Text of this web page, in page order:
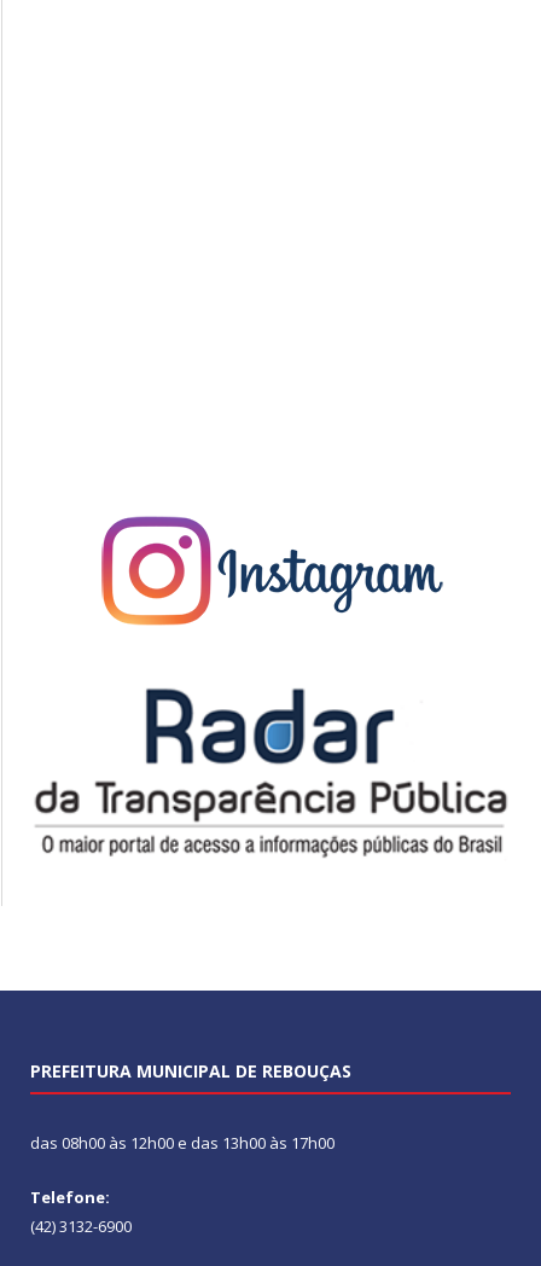
PREFEITURA MUNICIPAL DE REBOUÇAS
das 08h00 às 12h00 e das 13h00 às 17h00
Telefone:
(42) 3132-6900